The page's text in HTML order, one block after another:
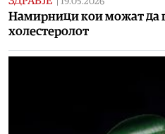
19.05.2026
Намирници кои можат да
холестеролот